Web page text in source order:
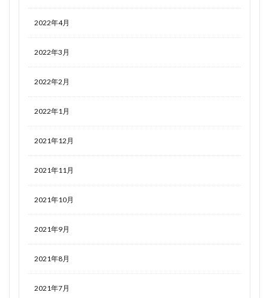
2022年4月
2022年3月
2022年2月
2022年1月
2021年12月
2021年11月
2021年10月
2021年9月
2021年8月
2021年7月